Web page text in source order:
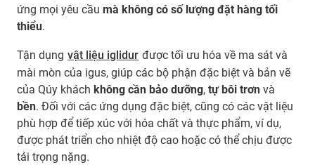
ứng mọi yêu cầu mà không có số lượng đặt hàng tối
thiểu.
Tận dụng vật liệu iglidur được tối ưu hóa về ma sát và
mài mòn của igus, giúp các bộ phận đặc biệt và bản vẽ
của Qúy khách không cần bảo dưỡng, tự bôi trơn và
bền. Đối với các ứng dụng đặc biệt, cũng có các vật liệu
phù hợp để tiếp xúc với hóa chất và thực phẩm, ví dụ,
được phát triển cho nhiệt độ cao hoặc có thể chịu được
tải trọng nặng.